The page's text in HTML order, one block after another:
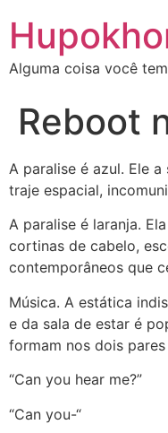
para
conteúdo
Alguma coisa você tem
Reboot
A paralise é azul. Ele
traje espacial,
A paralise é laranja.
cortinas de cabelo,
contemporâneos que
Música. A estática
e da sala de estar é
formam nos dois
“Can you hear me?”
“Can you-“